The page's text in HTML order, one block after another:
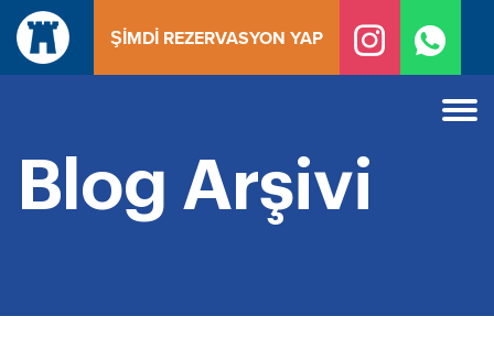
İçeriğe
geç
ŞIMDI REZERVASYON YAP
Blog Arşivi